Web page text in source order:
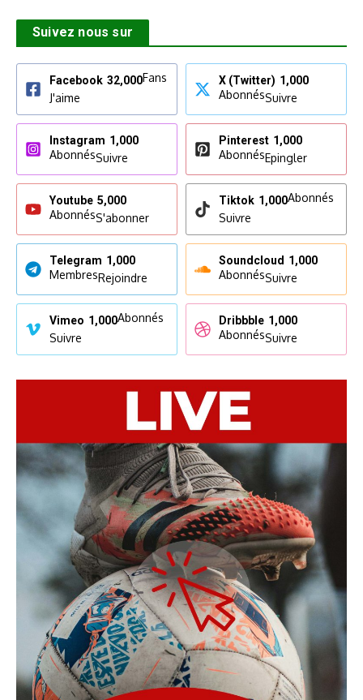
Suivez nous sur
Facebook 32,000Fans
J'aime
X (Twitter) 1,000
AbonnésSuivre
Instagram 1,000
AbonnésSuivre
Pinterest 1,000
AbonnésEpingler
Youtube 5,000
AbonnésS'abonner
Tiktok 1,000Abonnés
Suivre
Telegram 1,000
MembresRejoindre
Soundcloud 1,000
AbonnésSuivre
Vimeo 1,000Abonnés
Suivre
Dribbble 1,000
AbonnésSuivre